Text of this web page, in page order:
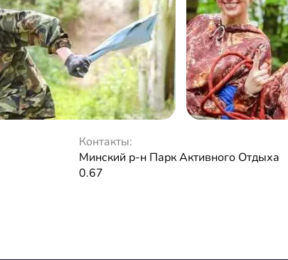
Контакты:
Минский р-н Парк Активного Отдыха
0.67